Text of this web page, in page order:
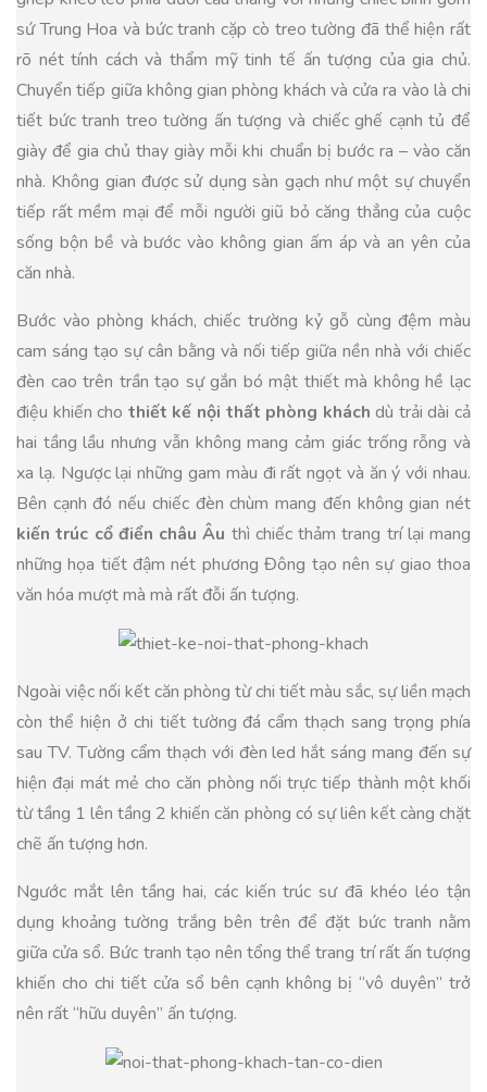
sứ Trung Hoa và bức tranh cặp cò treo tường đã thể hiện rất
rõ nét tính cách và thẩm mỹ tinh tế ấn tượng của gia chủ.
Chuyển tiếp giữa không gian phòng khách và cửa ra vào là chi
tiết bức tranh treo tường ấn tượng và chiếc ghế cạnh tủ để
giày để gia chủ thay giày mỗi khi chuẩn bị bước ra – vào căn
nhà. Không gian được sử dụng sàn gạch như một sự chuyển
tiếp rất mềm mại để mỗi người giũ bỏ căng thẳng của cuộc
sống bộn bề và bước vào không gian ấm áp và an yên của
căn nhà.
Bước vào phòng khách, chiếc trường kỷ gỗ cùng đệm màu
cam sáng tạo sự cân bằng và nối tiếp giữa nền nhà với chiếc
đèn cao trên trần tạo sự gắn bó mật thiết mà không hề lạc
điệu khiến cho thiết kế nội thất phòng khách dù trải dài cả
hai tầng lầu nhưng vẫn không mang cảm giác trống rỗng và
xa lạ. Ngược lại những gam màu đi rất ngọt và ăn ý với nhau.
Bên cạnh đó nếu chiếc đèn chùm mang đến không gian nét
kiến trúc cổ điển châu Âu thì chiếc thảm trang trí lại mang
những họa tiết đậm nét phương Đông tạo nên sự giao thoa
văn hóa mượt mà mà rất đỗi ấn tượng.
Ngoài việc nối kết căn phòng từ chi tiết màu sắc, sự liền mạch
còn thể hiện ở chi tiết tường đá cẩm thạch sang trọng phía
sau TV. Tường cẩm thạch với đèn led hắt sáng mang đến sự
hiện đại mát mẻ cho căn phòng nối trực tiếp thành một khối
từ tầng 1 lên tầng 2 khiến căn phòng có sự liên kết càng chặt
chẽ ấn tượng hơn.
Ngước mắt lên tầng hai, các kiến trúc sư đã khéo léo tận
dụng khoảng tường trắng bên trên để đặt bức tranh nằm
giữa cửa sổ. Bức tranh tạo nên tổng thể trang trí rất ấn tượng
khiến cho chi tiết cửa sổ bên cạnh không bị “vô duyên” trở
nên rất “hữu duyên” ấn tượng.